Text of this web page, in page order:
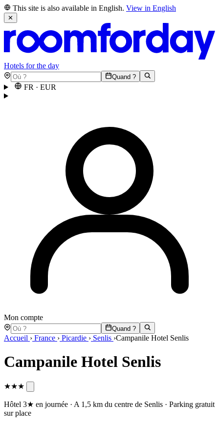
This site is also available in English. View in English
✕
Hotels for the day
Quand ?
FR · EUR
Mon compte
Quand ?
Accueil › France › Picardie › Senlis ›Campanile Hotel Senlis
Campanile Hotel Senlis
★★★
Hôtel 3★ en journée · A 1,5 km du centre de Senlis · Parking gratuit
sur place